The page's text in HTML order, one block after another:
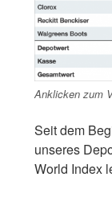
Anklicken zum
Seit dem
unseres
World Index